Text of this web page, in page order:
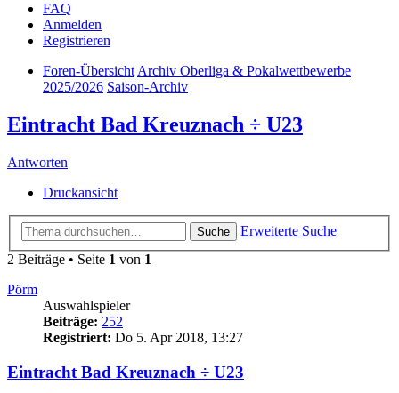
FAQ
Anmelden
Registrieren
Foren-ÜbersichtArchiv Oberliga & Pokalwettbewerbe
2025/2026 Saison-Archiv
Eintracht Bad Kreuznach ÷ U23
Antworten
Druckansicht
Suche
Erweiterte Suche
2 Beiträge • Seite 1 von 1
Pörm
Auswahlspieler
Beiträge: 252
Registriert: Do 5. Apr 2018, 13:27
Eintracht Bad Kreuznach ÷ U23